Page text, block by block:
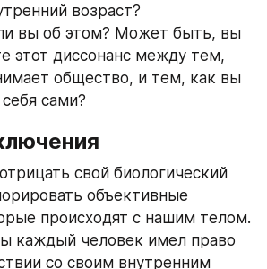
возраст?
вы об этом? Может быть, вы
этот диссонанс между тем,
общество, и тем, как вы
сами?
свой биологический
объективные
происходят с нашим телом.
каждый человек имел право
со своим внутренним